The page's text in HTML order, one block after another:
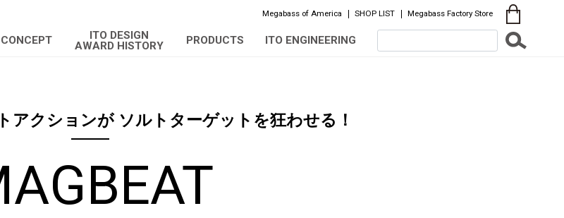
Megabass of America SHOP LIST Megabass Factory Store
CONCEPT
ITO DESIGN
AWARD HISTORY
PRODUCTS ITO ENGINEERING
アクションが ソルトターゲットを狂わせる！